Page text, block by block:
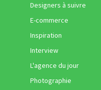
Designers à suivre
E-commerce
Inspiration
Interview
L'agence du jour
Photographie